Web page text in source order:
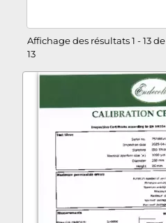
Affichage des résultats 1 - 13 de
13